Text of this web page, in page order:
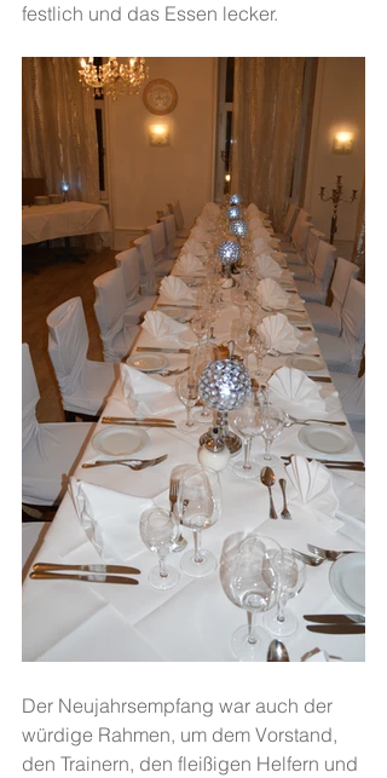
festlich und das Essen lecker.
Der Neujahrsempfang war auch der
würdige Rahmen, um dem Vorstand,
den Trainern, den fleißigen Helfern und